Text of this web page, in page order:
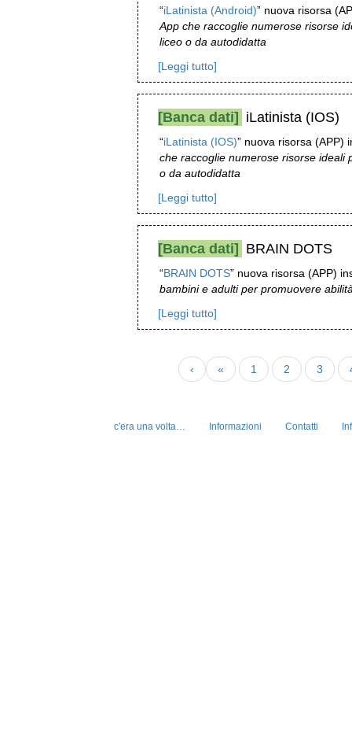
“iLatinista (Android)” nuova risorsa
App che raccoglie numerose risorse
liceo o da autodidatta
[Leggi tutto]
[Banca dati] iLatinista (IOS)
“iLatinista (IOS)” nuova risorsa (APP)
che raccoglie numerose risorse ideali
o da autodidatta
[Leggi tutto]
[Banca dati] BRAIN DOTS
“BRAIN DOTS” nuova risorsa (APP)
bambini e adulti per promuovere
[Leggi tutto]
«
‹ 1 2 3
c'era una volta… Informazioni Contatti